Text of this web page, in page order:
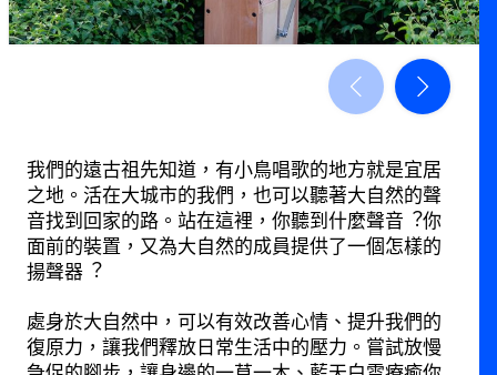
我們的遠古祖先知道，有⼩⿃唱歌的地⽅就是宜居
之地。活在⼤城市的我們，也可以聽著⼤⾃然的聲
⾳找到回家的路。站在這裡，你聽到什麼聲⾳︖你
⾯前的裝置，又為⼤⾃然的成員提供了⼀個怎樣的
揚聲器︖
處身於⼤⾃然中，可以有效改善⼼情、提升我們的
復原⼒，讓我們釋放⽇常⽣活中的壓⼒。嘗試放慢